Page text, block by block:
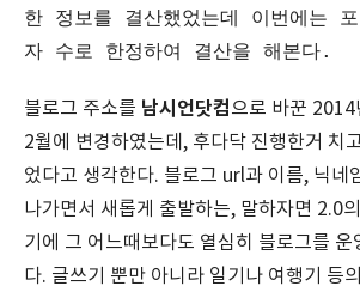
한 정보를 결산했었는데 이번에는
블로그 주소를 남시언닷컴으로 바꾼
2월에 변경하였는데, 후다닥 진행한거 치
었다고 생각한다. 블로그 url과 이름, 닉네
나가면서 새롭게 출발하는, 말하자면 2.0
기에 그 어느때보다도 열심히 블로그를 운
다. 글쓰기 뿐만 아니라 일기나 여행기 등